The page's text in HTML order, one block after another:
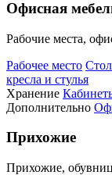
Офисная
Рабочие места,
Рабочее место
кресла и стулья
Хранение
Дополнительно
Прихожие
Прихожие,